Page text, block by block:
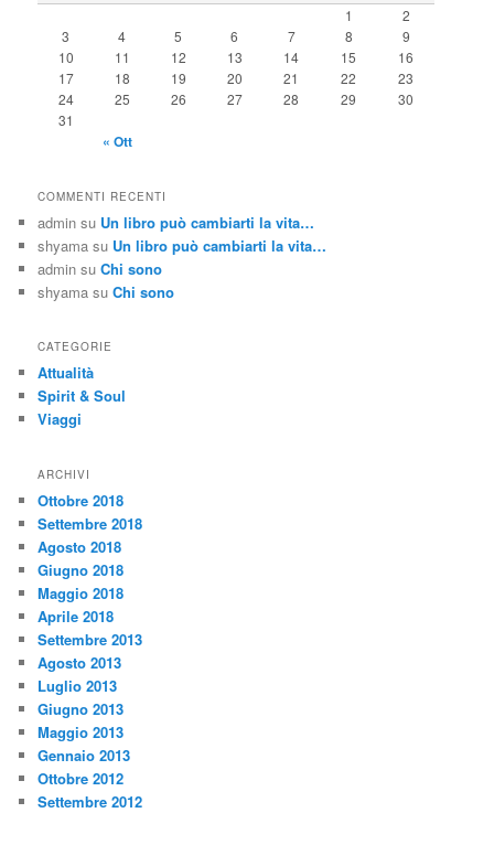
1
2
3
4 5 6 7 8
9
10
11 12 13 14 15
16
17
18 19 20 21 22
23
24
25 26 27 28 29
30
31
« Ott
COMMENTI RECENTI
admin su Un libro può cambiarti la vita…
shyama su Un libro può cambiarti la vita…
admin suChi sono
shyama suChi sono
CATEGORIE
Attualità
Spirit & Soul
Viaggi
ARCHIVI
Ottobre 2018
Settembre 2018
Agosto 2018
Giugno 2018
Maggio 2018
Aprile 2018
Settembre 2013
Agosto 2013
Luglio 2013
Giugno 2013
Maggio 2013
Gennaio 2013
Ottobre 2012
Settembre 2012